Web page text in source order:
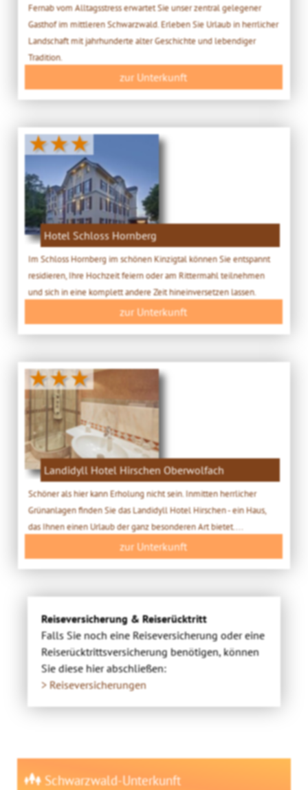
Fernab vom Alltagsstress erwartet Sie unser zentral gelegener
Gasthof im mittleren Schwarzwald. Erleben Sie Urlaub in herrlicher
Landschaft mit jahrhunderte alter Geschichte und lebendiger
Tradition.
zur Unterkunft
★★★
Hotel Schloss Hornberg
Im Schloss Hornberg im schönen Kinzigtal können Sie entspannt
residieren, Ihre Hochzeit feiern oder am Rittermahl teilnehmen
und sich in eine komplett andere Zeit hineinversetzen lassen.
zur Unterkunft
★★★
Landidyll Hotel Hirschen Oberwolfach
Schöner als hier kann Erholung nicht sein. Inmitten herrlicher
Grünanlagen finden Sie das Landidyll Hotel Hirschen - ein Haus,
das Ihnen einen Urlaub der ganz besonderen Art bietet....
zur Unterkunft
Reiseversicherung & Reiserücktritt
Falls Sie noch eine Reiseversicherung oder eine
Reiserücktrittsversicherung benötigen, können
Sie diese hier abschließen:
> Reiseversicherungen
Schwarzwald-Unterkunft